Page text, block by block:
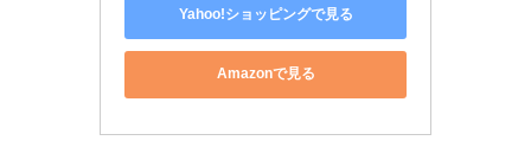
Yahoo!ショッピングで見る
Amazonで見る